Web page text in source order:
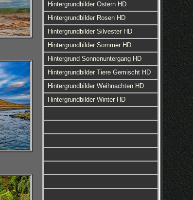
Hintergrundbilder Ostern HD
Hintergrundbilder Rosen HD
Hintergrundbilder Silvester HD
Hintergrundbilder Sommer HD
Hintergrund Sonnenuntergang HD
Hintergrundbilder Tiere Gemischt HD
Hintergrundbilder Weihnachten HD
Hintergrundbilder Winter HD